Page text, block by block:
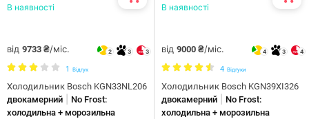
В наявності
від 9733 ₴/міс. 2 3 3
1 Відгук
Холодильник Bosch KGN33NL206
двокамерний
No Frost:
холодильна + морозильна
В наявності
від 9000 ₴/міс. 4 3 4
4 Відгуки
Холодильник Bosch KGN39XI326
двокамерний
No Frost:
холодильна + морозильна